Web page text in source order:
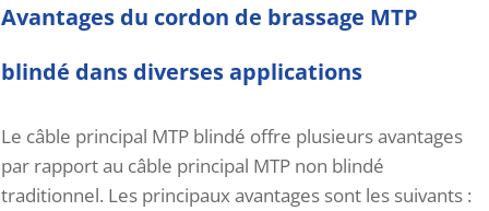
Avantages du cordon de brassage MTP
blindé dans diverses applications
Le câble principal MTP blindé offre plusieurs avantages
par rapport au câble principal MTP non blindé
traditionnel. Les principaux avantages sont les suivants :